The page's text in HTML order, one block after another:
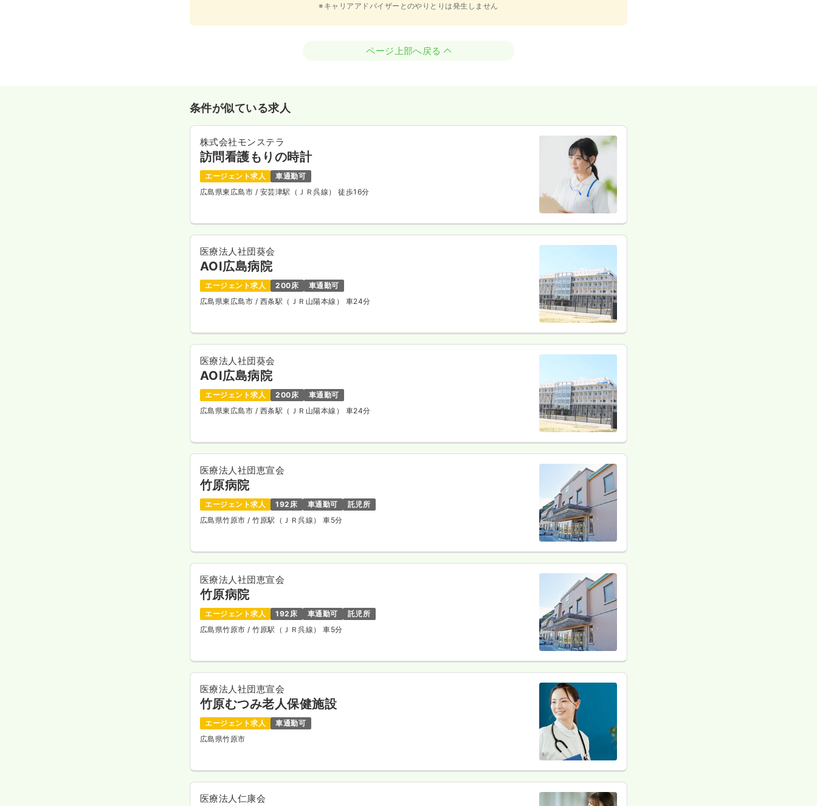
※キャリアアドバイザーとのやりとりは発生しません
ページ上部へ戻る
条件が似ている求人
株式会社モンステラ
訪問看護もりの時計
エージェント求人
車通勤可
広島県東広島市 / 安芸津駅（ＪＲ呉線） 徒歩16分
医療法人社団葵会
AOI広島病院
エージェント求人 200床
車通勤可
広島県東広島市 / 西条駅（ＪＲ山陽本線） 車24分
医療法人社団葵会
AOI広島病院
エージェント求人 200床
車通勤可
広島県東広島市 / 西条駅（ＪＲ山陽本線） 車24分
医療法人社団恵宣会
竹原病院
エージェント求人 192床 車通勤可
託児所
広島県竹原市/ 竹原駅（ＪＲ呉線） 車5分
医療法人社団恵宣会
竹原病院
エージェント求人 192床 車通勤可
託児所
広島県竹原市/ 竹原駅（ＪＲ呉線） 車5分
医療法人社団恵宣会
竹原むつみ老人保健施設
エージェント求人
車通勤可
広島県竹原市
医療法人仁康会